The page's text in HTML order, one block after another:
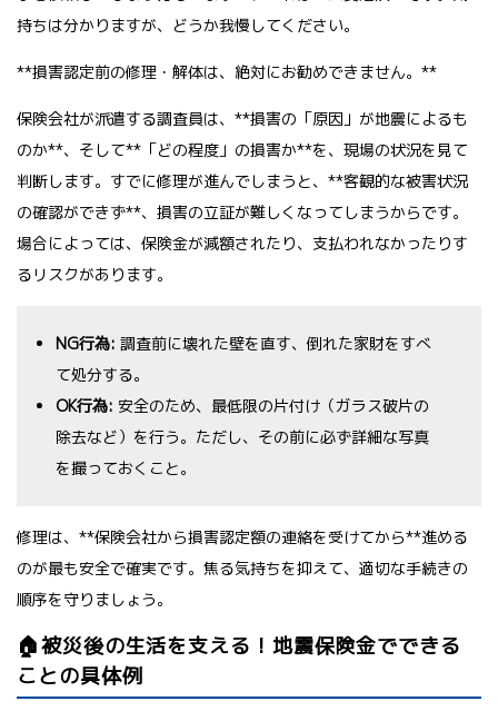
持ちは分かりますが、どうか我慢してください。
**損害認定前の修理・解体は、絶対にお勧めできません。**
保険会社が派遣する調査員は、**損害の「原因」が地震によるも
のか**、そして**「どの程度」の損害か**を、現場の状況を見て
判断します。すでに修理が進んでしまうと、**客観的な被害状況
の確認ができず**、損害の立証が難しくなってしまうからです。
場合によっては、保険金が減額されたり、支払われなかったりす
るリスクがあります。
NG行為: 調査前に壊れた壁を直す、倒れた家財をすべ
て処分する。
OK行為: 安全のため、最低限の片付け（ガラス破片の
除去など）を行う。ただし、その前に必ず詳細な写真
を撮っておくこと。
修理は、**保険会社から損害認定額の連絡を受けてから**進める
のが最も安全で確実です。焦る気持ちを抑えて、適切な手続きの
順序を守りましょう。
🏠被災後の生活を支える！地震保険金でできる
ことの具体例